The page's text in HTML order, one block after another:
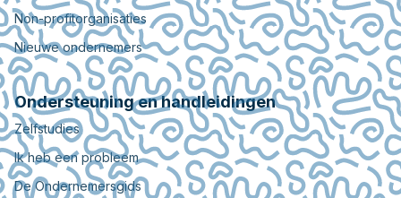
Non-profitorganisaties
Nieuwe ondernemers
Ondersteuning en handleidingen
Zelfstudies
Ik heb een probleem
De Ondernemersgids